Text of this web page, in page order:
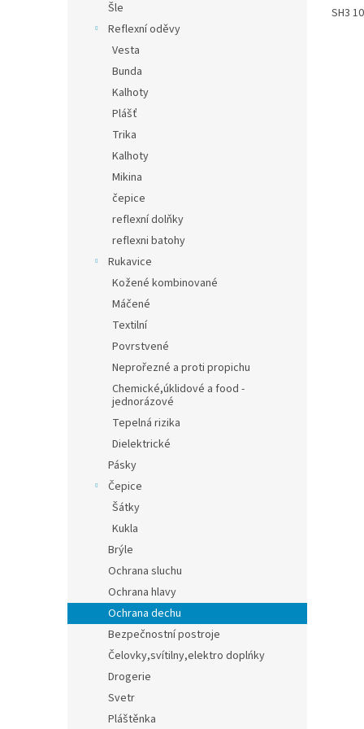
Šle
Reflexní oděvy
Vesta
Bunda
Kalhoty
Plášť
Trika
Kalhoty
Mikina
čepice
reflexní dolňky
reflexni batohy
Rukavice
Kožené kombinované
Máčené
Textilní
Povrstvené
Neprořezné a proti propichu
Chemické,úklidové a food -
jednorázové
Tepelná rizika
Dielektrické
Pásky
Čepice
Šátky
Kukla
Brýle
Ochrana sluchu
Ochrana hlavy
Ochrana dechu
Bezpečnostní postroje
Čelovky,svítilny,elektro doplńky
Drogerie
Svetr
Pláštěnka
z
SH3